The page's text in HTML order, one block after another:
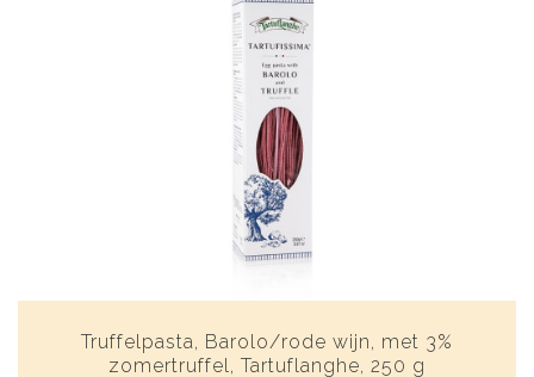
Truffelpasta, Barolo/rode wijn, met 3%
zomertruffel, Tartuflanghe, 250 g